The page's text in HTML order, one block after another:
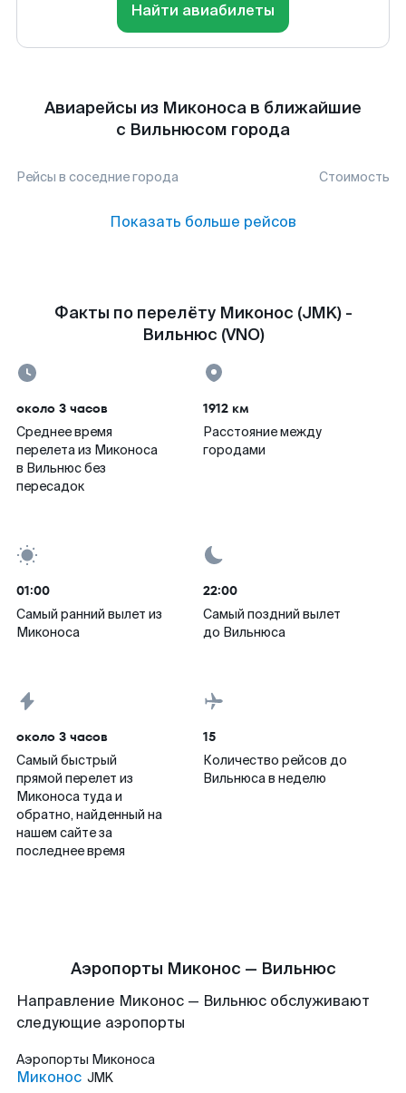
Найти авиабилеты
Авиарейсы из Миконоса в ближайшие
с Вильнюсом города
Рейсы в соседние города Стоимость
Показать больше рейсов
Факты по перелёту Миконос (JMK) -
Вильнюс (VNO)
около 3 часов
Среднее время
перелета из Миконоса
в Вильнюс без
пересадок
1912 км
Расстояние между
городами
01:00
Самый ранний вылет из
Миконоса
22:00
Самый поздний вылет
до Вильнюса
около 3 часов
Самый быстрый
прямой перелет из
Миконоса туда и
обратно, найденный на
нашем сайте за
последнее время
15
Количество рейсов до
Вильнюса в неделю
Аэропорты Миконос — Вильнюс
Направление Миконос — Вильнюс обслуживают
следующие аэропорты
Аэропорты Миконоса
Миконос JMK